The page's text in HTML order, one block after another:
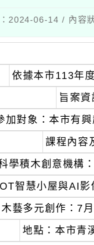
2024-06-14 / 內容
依據本市113年
旨案資
加對象：本市有
課程內容
學積木創意機構
智慧小屋與AI影
木藝多元創作：7
地點：本市青